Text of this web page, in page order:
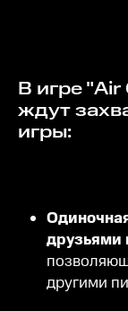
В игре "Air Conflicts: Vietnam" вас
ждут
игры:
друзьями
другими